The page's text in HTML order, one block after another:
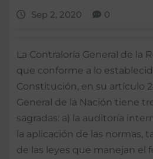
Sep 2, 2020 0
La Contraloría General de la
que conforme a lo
Constitución, en su artículo
General de la Nación tiene
sagradas: a) la auditoría
la aplicación de las normas,
de las leyes que manejan el